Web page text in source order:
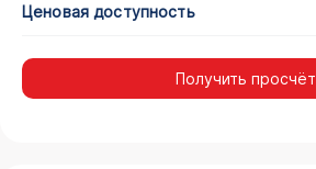
Ценовая доступность
Получить просчёт